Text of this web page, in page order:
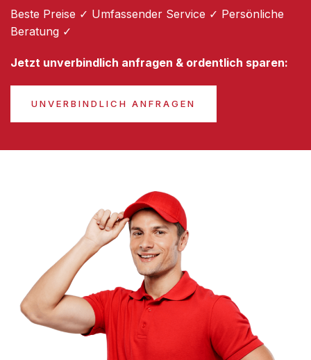
Beste Preise ✓ Umfassender Service ✓ Persönliche
Beratung ✓
Jetzt unverbindlich anfragen & ordentlich sparen:
UNVERBINDLICH ANFRAGEN